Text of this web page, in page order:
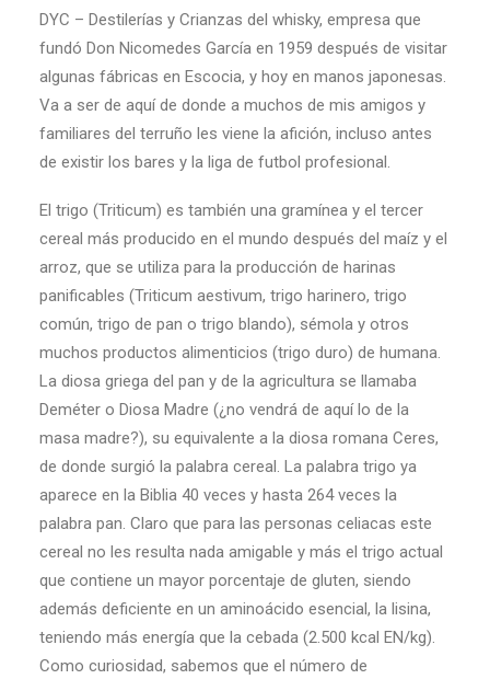
DYC – Destilerías y Crianzas del whisky, empresa que
fundó Don Nicomedes García en 1959 después de visitar
algunas fábricas en Escocia, y hoy en manos japonesas.
Va a ser de aquí de donde a muchos de mis amigos y
familiares del terruño les viene la afición, incluso antes
de existir los bares y la liga de futbol profesional.
El trigo (Triticum) es también una gramínea y el tercer
cereal más producido en el mundo después del maíz y el
arroz, que se utiliza para la producción de harinas
panificables (Triticum aestivum, trigo harinero, trigo
común, trigo de pan o trigo blando), sémola y otros
muchos productos alimenticios (trigo duro) de humana.
La diosa griega del pan y de la agricultura se llamaba
Deméter o Diosa Madre (¿no vendrá de aquí lo de la
masa madre?), su equivalente a la diosa romana Ceres,
de donde surgió la palabra cereal. La palabra trigo ya
aparece en la Biblia 40 veces y hasta 264 veces la
palabra pan. Claro que para las personas celiacas este
cereal no les resulta nada amigable y más el trigo actual
que contiene un mayor porcentaje de gluten, siendo
además deficiente en un aminoácido esencial, la lisina,
teniendo más energía que la cebada (2.500 kcal EN/kg).
Como curiosidad, sabemos que el número de